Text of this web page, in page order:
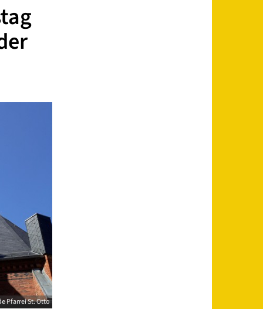
Pfarrei St. Otto